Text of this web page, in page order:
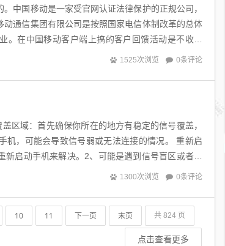
中国移动是一家受官网认证法律保护的正规公司，
通信集团有限公司是按照国家电信体制改革的总体
。在中国移动客户端上搞的客户回馈活动是不收钱
的，我...
1525次浏览 0条评论
区域：首先确保你所在的地方有稳定的信号覆盖，
机，可能会导致信号弱或无法连接的情况。 重新启
启动手机来解决。2、可能是遇到信号盲区或者网
恢复正常。如...
1300次浏览 0条评论
10 11 下一页 末页 共 824 页
点击查看更多